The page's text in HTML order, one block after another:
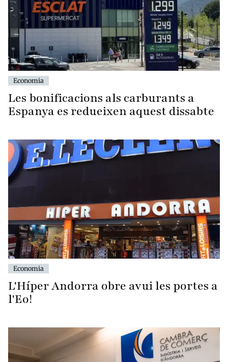
Economia
Les bonificacions als carburants a
Espanya es redueixen aquest dissabte
Economia
L'Híper Andorra obre avui les portes a
l'Eo!